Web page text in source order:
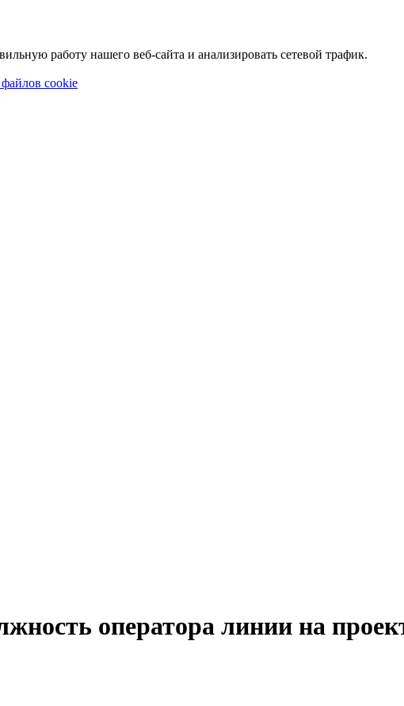
работу нашего веб-сайта и анализировать сетевой трафик.
cookie
оператора линии на